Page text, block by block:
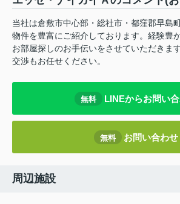
当社は倉敷市中心部・総社市・都窪郡早島
物件を豊富にご紹介しております。経験豊
お部屋探しのお手伝いをさせていただきま
交渉もお任せください。
無料 LINEからお問い
無料 お問い合わせ
周辺施設